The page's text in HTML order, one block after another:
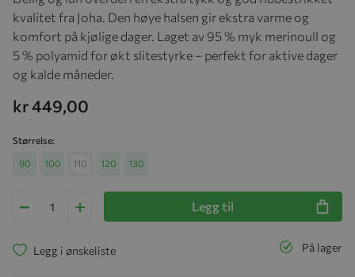
kvalitet fra Joha. Den høye halsen gir ekstra varme og
komfort på kjølige dager. Laget av 95 % myk merinoull og
5 % polyamid for økt slitestyrke – perfekt for aktive dager
og kalde måneder.
kr 449,00
Størrelse
90 100 110 120 130
Legg til
På lager
Legg i ønskeliste